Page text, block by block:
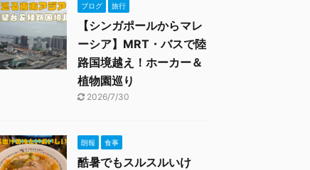
ブログ 旅行
【シンガポールからマレ
ーシア】MRT・バスで陸
路国境越え！ホーカー＆
植物園巡り
2026/7/30
朗報 食事
酷暑でもスルスルいけ